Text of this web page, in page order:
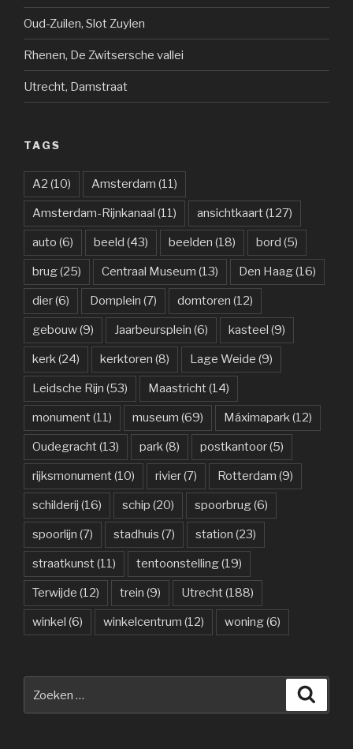
Oud-Zuilen, Slot Zuylen
Rhenen, De Zwitsersche vallei
Utrecht, Damstraat
TAGS
A2 (10) Amsterdam (11)
Amsterdam-Rijnkanaal (11) ansichtkaart(127)
auto (6) beeld (43) beelden (18) bord (5)
brug(25) Centraal Museum (13) Den Haag(16)
dier(6) Domplein (7) domtoren (12)
gebouw(9) Jaarbeursplein (6) kasteel (9)
kerk (24) kerktoren (8) Lage Weide (9)
Leidsche Rijn (53) Maastricht(14)
monument(11) museum (69) Máximapark (12)
Oudegracht(13) park (8) postkantoor(5)
rijksmonument(10) rivier(7) Rotterdam (9)
schilderij (16) schip (20) spoorbrug(6)
spoorlijn (7) stadhuis (7) station (23)
straatkunst(11) tentoonstelling(19)
Terwijde (12) trein (9) Utrecht(188)
winkel (6) winkelcentrum (12) woning(6)
naar: